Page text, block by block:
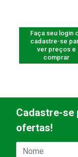
Faça seu login
cadastre-se
ver preços e
comprar
Cadastre-se
ofertas!